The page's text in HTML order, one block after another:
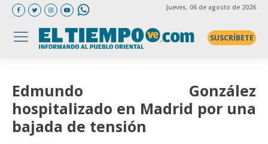
Jueves, 06 de agosto de 2026
SUSCRÍBETE
Edmundo González
hospitalizado en Madrid por una
bajada de tensión